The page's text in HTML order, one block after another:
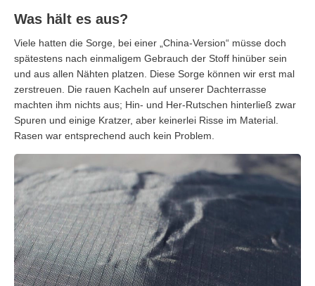
Was hält es aus?
Viele hatten die Sorge, bei einer „China-Version“ müsse doch
spätestens nach einmaligem Gebrauch der Stoff hinüber sein
und aus allen Nähten platzen. Diese Sorge können wir erst mal
zerstreuen. Die rauen Kacheln auf unserer Dachterrasse
machten ihm nichts aus; Hin- und Her-Rutschen hinterließ zwar
Spuren und einige Kratzer, aber keinerlei Risse im Material.
Rasen war entsprechend auch kein Problem.